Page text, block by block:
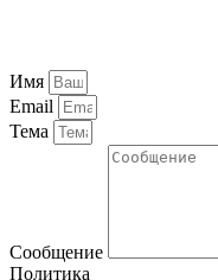
Имя
Email
Тема
Сообщение
Политика